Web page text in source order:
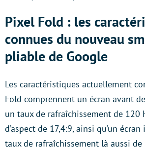
Pixel Fold : les
connues du nouveau
pliable de Google
Les caractéristiques actuellement
Fold comprennent un écran avant
un taux de rafraîchissement de 120
d’aspect de 17,4:9, ainsi qu’un
taux de rafraîchissement là aussi de